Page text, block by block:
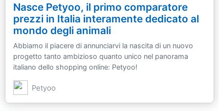
Nasce Petyoo, il primo comparatore
prezzi in Italia interamente dedicato al
mondo degli animali
Abbiamo il piacere di annunciarvi la nascita di un nuovo
progetto tanto ambizioso quanto unico nel panorama
italiano dello shopping online: Petyoo!
Petyoo